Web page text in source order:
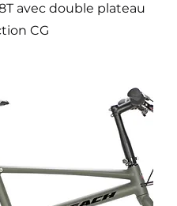
avec double plateau
CG